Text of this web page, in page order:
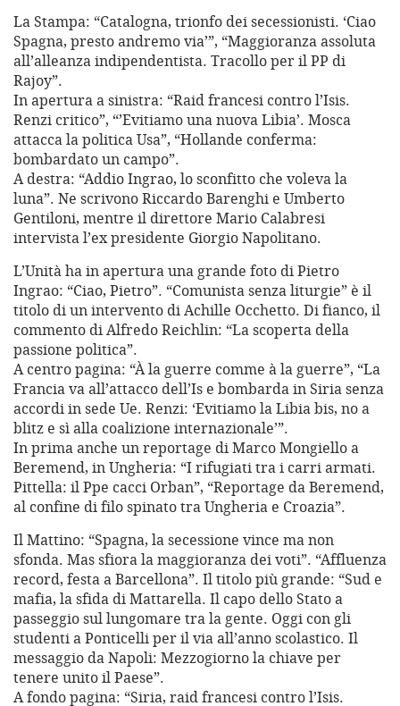
La Stampa: “Catalogna, trionfo dei secessionisti. ‘Ciao
Spagna, presto andremo via’”, “Maggioranza assoluta
all’alleanza indipendentista. Tracollo per il PP di
Rajoy”.
In apertura a sinistra: “Raid francesi contro l’Isis.
Renzi critico”, “’Evitiamo una nuova Libia’. Mosca
attacca la politica Usa”, “Hollande conferma:
bombardato un campo”.
A destra: “Addio Ingrao, lo sconfitto che voleva la
luna”. Ne scrivono Riccardo Barenghi e Umberto
Gentiloni, mentre il direttore Mario Calabresi
intervista l’ex presidente Giorgio Napolitano.
L’Unità ha in apertura una grande foto di Pietro
Ingrao: “Ciao, Pietro”. “Comunista senza liturgie” è il
titolo di un intervento di Achille Occhetto. Di fianco, il
commento di Alfredo Reichlin: “La scoperta della
passione politica”.
A centro pagina: “À la guerre comme à la guerre”, “La
Francia va all’attacco dell’Is e bombarda in Siria senza
accordi in sede Ue. Renzi: ‘Evitiamo la Libia bis, no a
blitz e sì alla coalizione internazionale’”.
In prima anche un reportage di Marco Mongiello a
Beremend, in Ungheria: “I rifugiati tra i carri armati.
Pittella: il Ppe cacci Orban”, “Reportage da Beremend,
al confine di filo spinato tra Ungheria e Croazia”.
Il Mattino: “Spagna, la secessione vince ma non
sfonda. Mas sfiora la maggioranza dei voti”. “Affluenza
record, festa a Barcellona”. Il titolo più grande: “Sud e
mafia, la sfida di Mattarella. Il capo dello Stato a
passeggio sul lungomare tra la gente. Oggi con gli
studenti a Ponticelli per il via all’anno scolastico. Il
messaggio da Napoli: Mezzogiorno la chiave per
tenere unito il Paese”.
A fondo pagina: “Siria, raid francesi contro l’Isis.